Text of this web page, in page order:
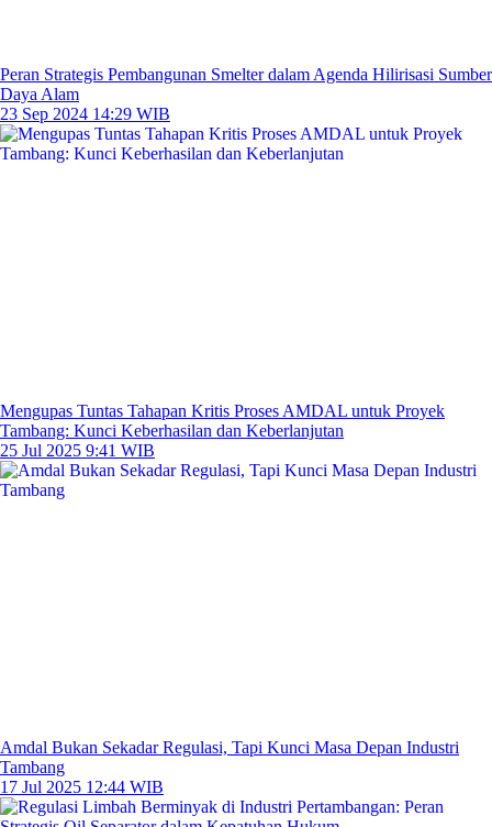
Peran Strategis Pembangunan Smelter dalam Agenda Hilirisasi Sumber
Daya Alam
23 Sep 2024 14:29 WIB
Mengupas Tuntas Tahapan Kritis Proses AMDAL untuk Proyek
Tambang: Kunci Keberhasilan dan Keberlanjutan
25 Jul 2025 9:41 WIB
Amdal Bukan Sekadar Regulasi, Tapi Kunci Masa Depan Industri
Tambang
17 Jul 2025 12:44 WIB